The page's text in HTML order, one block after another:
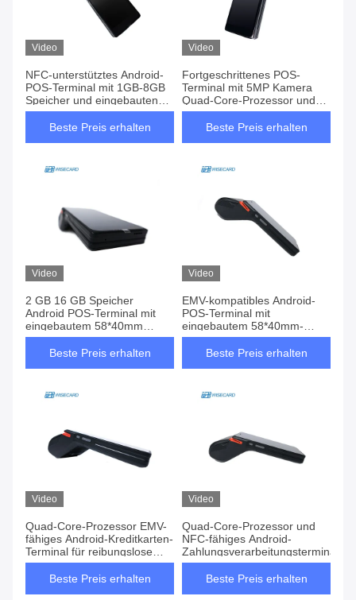
Video
NFC-unterstütztes Android-
POS-Terminal mit 1GB-8GB
Speicher und eingebauten
58*40mm-Wärmedrucker
Beste Preis erhalten
Video
Fortgeschrittenes POS-
Terminal mit 5MP Kamera
Quad-Core-Prozessor und
benutzerfreundlichem
Touchscreen
Beste Preis erhalten
Video
2 GB 16 GB Speicher
Android POS-Terminal mit
eingebautem 58*40mm
Thermaldrucker und 5MP
KameraBeste Preis erhalten
Video
EMV-kompatibles Android-
POS-Terminal mit
eingebautem 58*40mm-
Wärmedrucker und 5MP-
KameraBeste Preis erhalten
Video
Quad-Core-Prozessor EMV-
fähiges Android-Kreditkarten-
Terminal für reibungslose
und sichere Transaktionen
Beste Preis erhalten
Video
Quad-Core-Prozessor und
NFC-fähiges Android-
Zahlungsverarbeitungsterminal
Beste Preis erhalten